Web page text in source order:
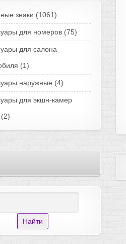
знаки (1061)
для номеров (75)
для салона
(1)
наружные (4)
для экшн-камер
(2)